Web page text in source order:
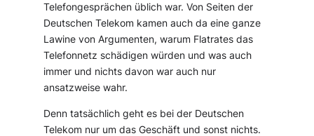
Telefongesprächen üblich war. Von Seiten der
Deutschen Telekom kamen auch da eine ganze
Lawine von Argumenten, warum Flatrates das
Telefonnetz schädigen würden und was auch
immer und nichts davon war auch nur
ansatzweise wahr.
Denn tatsächlich geht es bei der Deutschen
Telekom nur um das Geschäft und sonst nichts.